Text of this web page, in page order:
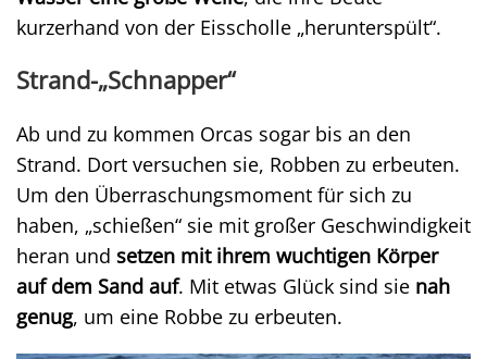
kurzerhand von der Eisscholle „herunterspült“.
Strand-„Schnapper“
Ab und zu kommen Orcas sogar bis an den
Strand. Dort versuchen sie, Robben zu erbeuten.
Um den Überraschungsmoment für sich zu
haben, „schießen“ sie mit großer Geschwindigkeit
heran und setzen mit ihrem wuchtigen Körper
auf dem Sand auf. Mit etwas Glück sind sie nah
genug, um eine Robbe zu erbeuten.